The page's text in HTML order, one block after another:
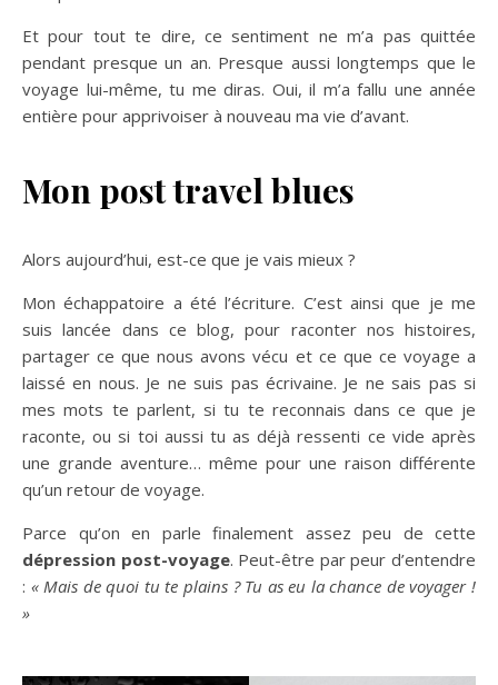
Et pour tout te dire, ce sentiment ne m’a pas quittée
pendant presque un an. Presque aussi longtemps que le
voyage lui-même, tu me diras. Oui, il m’a fallu une année
entière pour apprivoiser à nouveau ma vie d’avant.
Mon post travel blues
Alors aujourd’hui, est-ce que je vais mieux ?
Mon échappatoire a été l’écriture. C’est ainsi que je me
suis lancée dans ce blog, pour raconter nos histoires,
partager ce que nous avons vécu et ce que ce voyage a
laissé en nous. Je ne suis pas écrivaine. Je ne sais pas si
mes mots te parlent, si tu te reconnais dans ce que je
raconte, ou si toi aussi tu as déjà ressenti ce vide après
une grande aventure… même pour une raison différente
qu’un retour de voyage.
Parce qu’on en parle finalement assez peu de cette
dépression post-voyage. Peut-être par peur d’entendre
: « Mais de quoi tu te plains ? Tu as eu la chance de voyager !
»